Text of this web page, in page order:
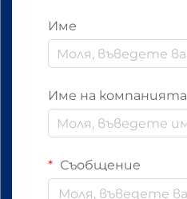
Име
Име на компанията
Съобщение